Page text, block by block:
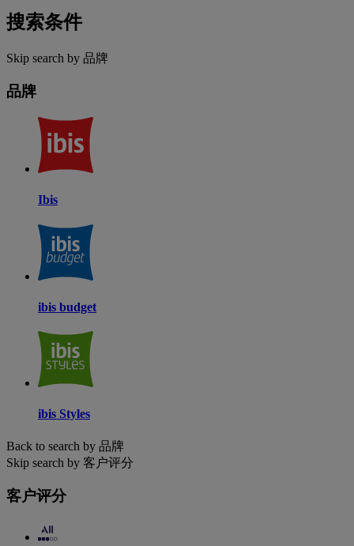
搜索条件
Skip search by 品牌
品牌
Ibis
ibis budget
ibis Styles
Back to search by 品牌
Skip search by 客户评分
客户评分